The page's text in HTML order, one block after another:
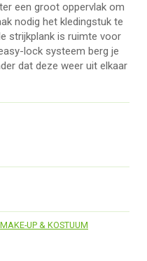
een groot oppervlak om
nodig het kledingstuk te
strijkplank is ruimte voor
lock systeem berg je
dat deze weer uit elkaar
MAKE-UP & KOSTUUM